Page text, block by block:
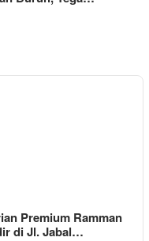
Premium Ramman
di Jl. Jabal…